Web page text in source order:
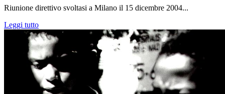
Riunione direttivo svoltasi a Milano il 15 dicembre 2004...
Leggi tutto